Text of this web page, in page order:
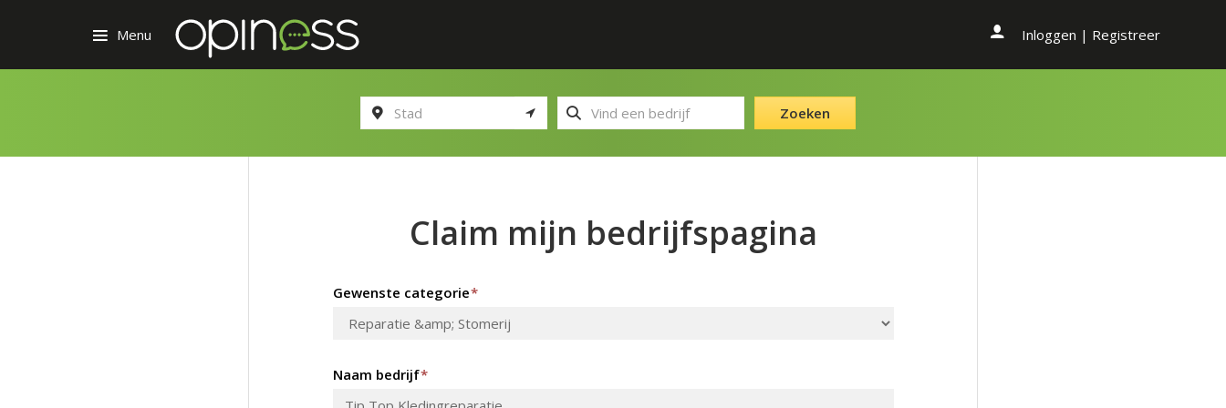
Menu Inloggen | Registreer
Zoeken
Claim mijn bedrijfspagina
Gewenste categorie*
Naam bedrijf*